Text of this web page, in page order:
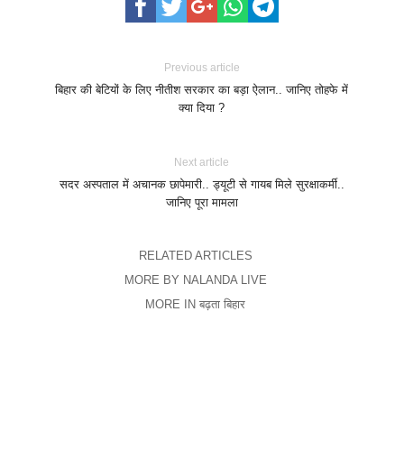
Previous article
बिहार की बेटियों के लिए नीतीश सरकार का बड़ा ऐलान.. जानिए तोहफे में
क्या दिया ?
Next article
सदर अस्पताल में अचानक छापेमारी.. ड्यूटी से गायब मिले सुरक्षाकर्मी..
जानिए पूरा मामला
RELATED ARTICLES
MORE BY NALANDA LIVE
MORE IN बढ़ता बिहार